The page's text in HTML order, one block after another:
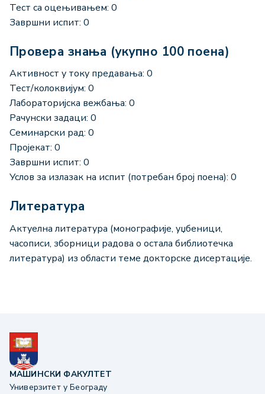
Тест са оцењивањем: 0
Завршни испит: 0
Провера знања (укупно 100 поена)
Активност у току предавања: 0
Тест/колоквијум: 0
Лабораторијска вежбања: 0
Рачунски задаци: 0
Семинарски рад: 0
Пројекат: 0
Завршни испит: 0
Услов за излазак на испит (потребан број поена): 0
Литература
Актуелна литература (монографије, уџбеници,
часописи, зборници радова о остала библиотечка
литература) из области теме докторске дисертације.
МАШИНСКИ ФАКУЛТЕТ
Универзитет у Београду